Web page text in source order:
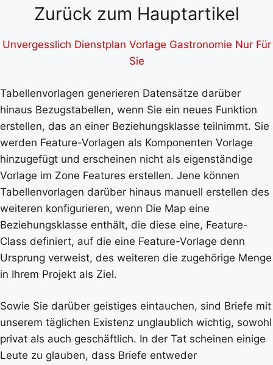
Zurück zum Hauptartikel
Unvergesslich Dienstplan Vorlage Gastronomie Nur Für
Sie
Tabellenvorlagen generieren Datensätze darüber
hinaus Bezugstabellen, wenn Sie ein neues Funktion
erstellen, das an einer Beziehungsklasse teilnimmt. Sie
werden Feature-Vorlagen als Komponenten Vorlage
hinzugefügt und erscheinen nicht als eigenständige
Vorlage im Zone Features erstellen. Jene können
Tabellenvorlagen darüber hinaus manuell erstellen des
weiteren konfigurieren, wenn Die Map eine
Beziehungsklasse enthält, die diese eine, Feature-
Class definiert, auf die eine Feature-Vorlage denn
Ursprung verweist, des weiteren die zugehörige Menge
in Ihrem Projekt als Ziel.
Sowie Sie darüber geistiges eintauchen, sind Briefe mit
unserem täglichen Existenz unglaublich wichtig, sowohl
privat als auch geschäftlich. In der Tat scheinen einige
Leute zu glauben, dass Briefe entweder